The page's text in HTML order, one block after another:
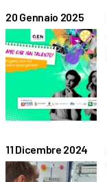
20 Gennaio 2025
11 Dicembre 2024